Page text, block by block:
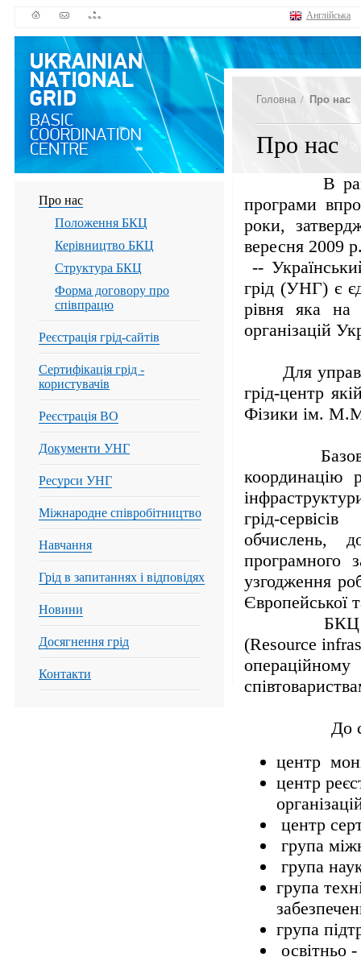
Англійська
Про нас
Положення БКЦ
Керівництво БКЦ
Структура БКЦ
Форма договору про
співпрацю
Реєстрація грід-сайтів
Сертифікація грід -
користувачів
Реєстрація ВО
Документи УНГ
Ресурси УНГ
Міжнародне співробітництво
Навчання
Грід в запитаннях і відповідях
Новини
Досягнення грід
Контакти
Головна / Про нас
Про нас
В рамках
програми
роки,
вересня 2009
--
грід (УНГ) є
рівня яка на
організацій
Для
грід-центр
Фізики ім.
Базовий
координацію
грід-
обчислень,
програмного
узгодження
Європейської
БКЦ
(Resource
До складу
центр
центр
центр
група
група
група
група
освітньо